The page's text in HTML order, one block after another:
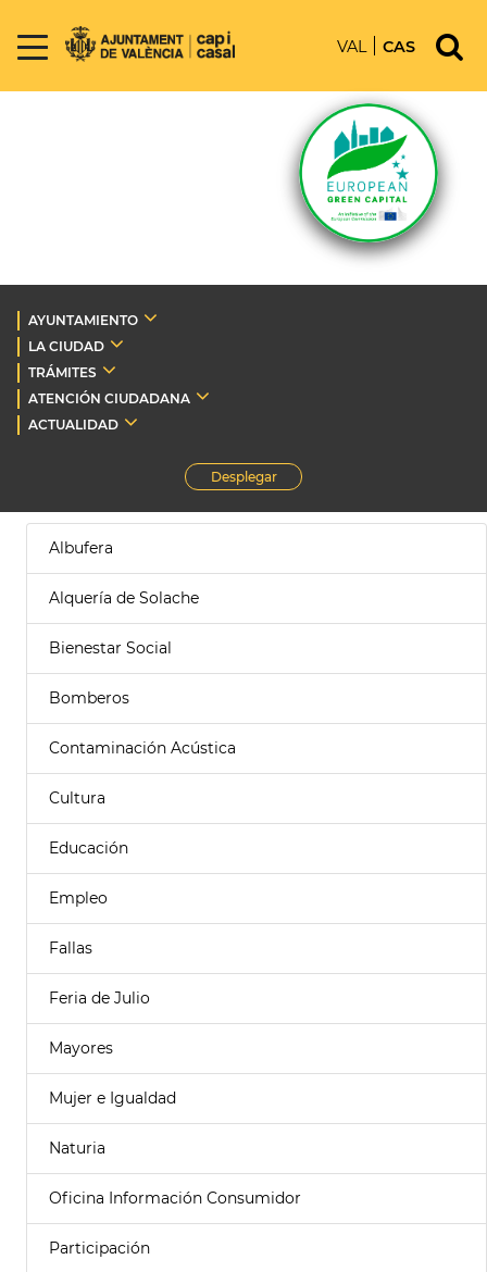
VAL CAS
AYUNTAMIENTO
LA CIUDAD
TRÁMITES
ATENCIÓN CIUDADANA
ACTUALIDAD
Desplegar
Albufera
Alquería de Solache
Bienestar Social
Bomberos
Contaminación Acústica
Cultura
Educación
Empleo
Fallas
Feria de Julio
Mayores
Mujer e Igualdad
Naturia
Oficina Información Consumidor
Participación